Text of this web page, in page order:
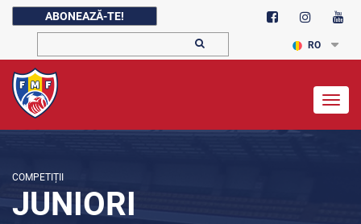
ABONEAZĂ-TE!
RO
COMPETIȚII
JUNIORI